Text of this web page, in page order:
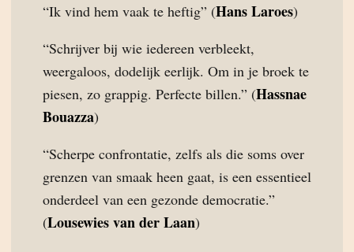
“Ik vind hem vaak te heftig” (Hans Laroes)
“Schrijver bij wie iedereen verbleekt,
weergaloos, dodelijk eerlijk. Om in je broek te
piesen, zo grappig. Perfecte billen.” (Hassnae
Bouazza)
“Scherpe confrontatie, zelfs als die soms over
grenzen van smaak heen gaat, is een essentieel
onderdeel van een gezonde democratie.”
(Lousewies van der Laan)